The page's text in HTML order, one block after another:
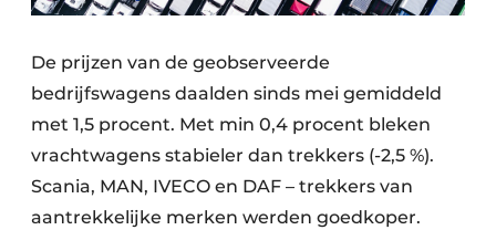
De prijzen van de geobserveerde
bedrijfswagens daalden sinds mei gemiddeld
met 1,5 procent. Met min 0,4 procent bleken
vrachtwagens stabieler dan trekkers (-2,5 %).
Scania, MAN, IVECO en DAF – trekkers van
aantrekkelijke merken werden goedkoper.